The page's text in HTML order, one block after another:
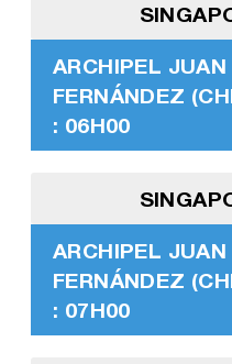
ARCHIPEL JUAN
FERNÁNDEZ
: 06H00
ARCHIPEL JUAN
FERNÁNDEZ
: 07H00